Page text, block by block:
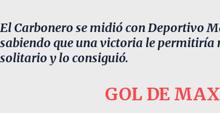
El Carbonero se midió con Deportivo
sabiendo que una victoria le permitiría
solitario y lo consiguió.
GOL DE